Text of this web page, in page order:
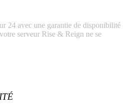
24 avec une garantie de disponibilité
serveur Rise & Reign ne se